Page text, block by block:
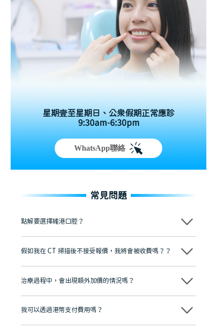
星期壹至星期日、公眾假期正常應診
9:30am-6:30pm
WhatsApp聯絡
常見問題
點解要選擇維港口腔？
維港口腔踐行「醫道濟世」的大學校訓，各分院匯聚來自香港、內地的
牌」、「2025香港企業領袖品牌」，是諾貝爾種植系統全球放心植牙中
至今已服務超過三十個國家和地區的顧客，受到粵港澳大灣區及周邊城
市市民極高的口碑評價及信任推薦 珠海、深圳設有八大分院，香港亦設
有咨詢及服務保障中心，有任何問題都可以隨時預約免費咨詢，讓人十
假如我在 CT 掃描後不接受報價，我將會被收費嗎？？
不會！只要未開始實際服務之前，你不會被收取任何費用。
治療過程中，會出現額外加價的情況嗎？
不會，治療前我們會詳細說明治療方案及對應的價錢，顧客同意並簽字
我可以透過港幣支付費用嗎？
可以。維港口腔會按照當日匯率轉算收取費用，而匯率會及時告知客人